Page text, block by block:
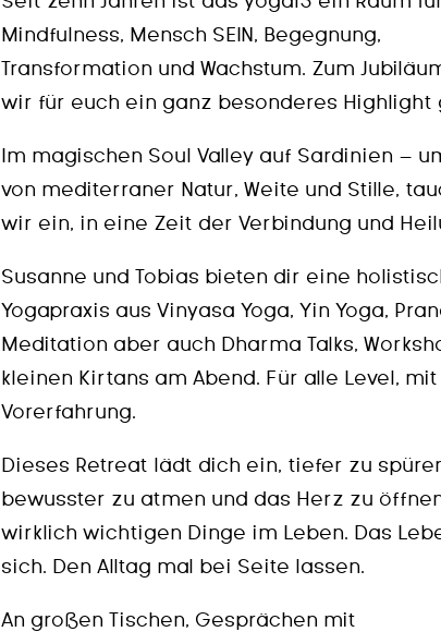
Mindfulness, Mensch SEIN, Begegnung,
Transformation und Wachstum. Zum
wir für euch ein ganz besonderes Highlight
Im magischen Soul Valley auf Sardinien –
von mediterraner Natur, Weite und Stille,
wir ein, in eine Zeit der Verbindung und
Susanne und Tobias bieten dir eine
Yogapraxis aus Vinyasa Yoga, Yin Yoga,
Meditation aber auch Dharma Talks,
kleinen Kirtans am Abend. Für alle Level, mit
Vorerfahrung.
Dieses Retreat lädt dich ein, tiefer zu
bewusster zu atmen und das Herz zu
wirklich wichtigen Dinge im Leben. Das
sich. Den Alltag mal bei Seite lassen.
An großen Tischen, Gesprächen mit